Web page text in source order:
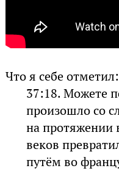
Что я себе отметил:
37:18. Можете
произошло со
на протяжении
веков
путём во